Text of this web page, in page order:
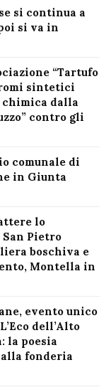
si continua a
si va in
“Tartufo
sintetici
chimica dalla
contro gli
comunale di
in Giunta
lo
Pietro
boschiva e
Montella in
evento unico
dell’Alto
la poesia
fonderia